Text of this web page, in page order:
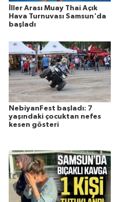
İller Arası Muay Thai Açık
Hava Turnuvası Samsun'da
başladı
NebiyanFest başladı: 7
yaşındaki çocuktan nefes
kesen gösteri